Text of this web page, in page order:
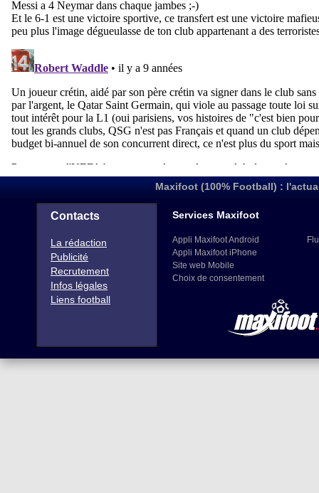
Maxifoot (100% Football) :
Contacts
La rédaction
Publicité
Recrutement
Infos légales
Liens football
Services Maxifoot
Appli Maxifoot Android
Appli Maxifoot iPhone
Site web Mobile
Choix de consentement